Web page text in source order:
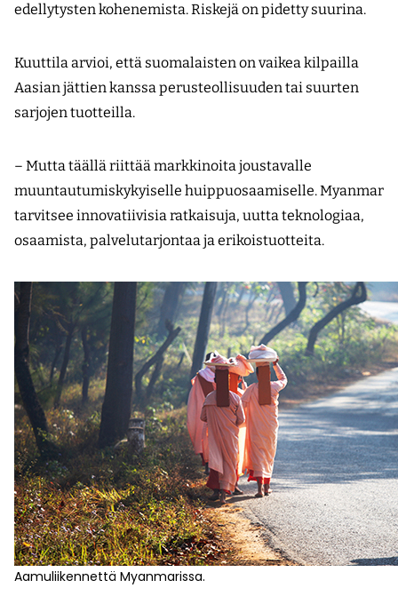
edellytysten kohenemista. Riskejä on pidetty suurina.
Kuuttila arvioi, että suomalaisten on vaikea kilpailla
Aasian jättien kanssa perusteollisuuden tai suurten
sarjojen tuotteilla.
– Mutta täällä riittää markkinoita joustavalle
muuntautumiskykyiselle huippuosaamiselle. Myanmar
tarvitsee innovatiivisia ratkaisuja, uutta teknologiaa,
osaamista, palvelutarjontaa ja erikoistuotteita.
Aamuliikennettä Myanmarissa.